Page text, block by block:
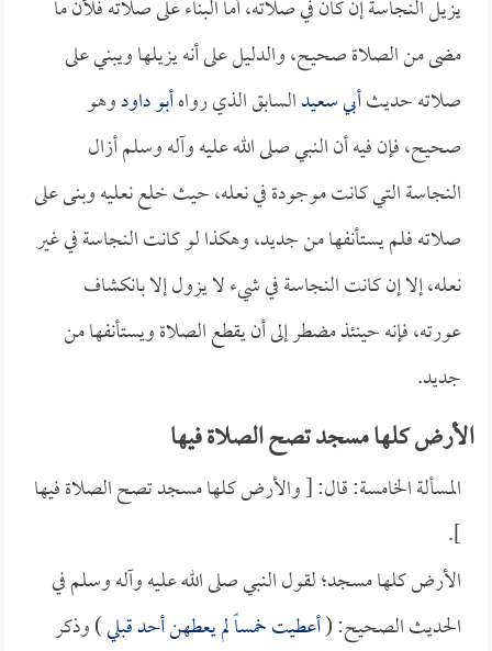
يزيل النجاسة إن كان في صلاته، أما البناء على صلاته فلأن ما
مضى من الصلاة صحيح، والدليل على أنه يزيلها ويبني على
صلاته حديثأبي سعيدالسابق الذي رواهأبو داودوهو
صحيح، فإن فيه أن النبي صلى الله عليه وآله وسلم أزال
النجاسة التي كانت موجودة في نعله، حيث خلع نعليه وبنى على
صلاته فلم يستأنفها من جديد، وهكذا لو كانت النجاسة في غير
نعله، إلا إن كانت النجاسة في شيء لا يزول إلا بانكشاف
عورته، فإنه حينئذ مضطر إلى أن يقطع الصلاة ويستأنفها من
جديد.
الأرض كلها مسجد تصح الصلاة فيها
المسألة الخامسة: قال: [ والأرض كلها مسجد تصح الصلاة فيها
].
الأرض كلها مسجد؛ لقول النبي صلى الله عليه وآله وسلم في
الحديث الصحيح: (أعطيت خمساً لم يعطهن أحد قبلي) وذكر